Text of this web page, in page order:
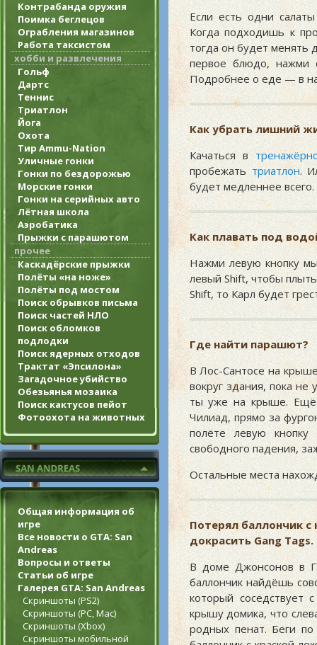
Контрабанда оружия
Поимка беглецов
Ограбления магазинов
Работа таксистом
хобби и развлечения
Гольф
Дартс
Теннис
Триатлон
Йога
Охота
Тир Ammu-Nation
Уличные гонки
Гонки по бездорожью
Морские гонки
Гонки на серийных авто
Лётная школа
Аэробатика
Прыжки с парашютом
прочее
Каскадёрские прыжки
Полёты «на ноже»
Полёты под мостом
Поиск обрывков письма
Поиск частей НЛО
Поиск обломков
подлодки
Поиск ядерных отходов
Трактат «Эпсилона»
Загадочное убийство
Обезьянья мозаика
Поиск кактусов пейот
Фотоохота на животных
Общая информация об
игре
Все новости о GTA: San
Andreas
Вопросы и ответы
Статьи об игре
Галерея GTA: San Andreas
Скриншоты (PS2)
Скриншоты (PC, Mac)
Скриншоты (Xbox)
Скриншоты мобильной
Если есть одни
Когда подходишь к
тогда он будет менять
первое блюдо, нажми
Подробнее о еде — в
Как убрать лишний
Качаться в
пробежать триатлон.
будет медленнее всего.
Как плавать под
Нажми левую кнопку
левый Shift, чтобы
Shift, то Карл будет
Где найти парашют?
В Лос-Сантосе на
вокруг здания, пока
ты уже на крыше.
Чилиад, прямо за
полёте левую
свободного падения,
Остальные места
Потерял баллончик с
докрасить Gang
В доме Джонсонов в
баллончик найдёшь
который соседствует
крышу домика, что
родных пенат. Беги